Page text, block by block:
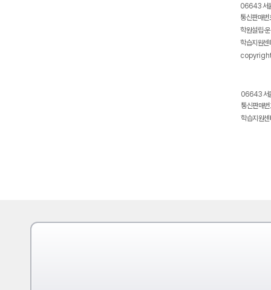
06643 서
통신판매
학원설립·
학습지원
06643 서
통신판매
학습지원